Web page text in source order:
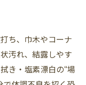
ち、巾木やコーナ
汚れ、結露しやす
き・塩素漂白の“場